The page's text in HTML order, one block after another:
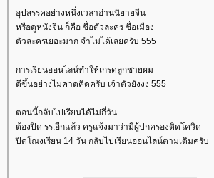
อุปสรรคอย่างหนึ่งเวลาอ่านนิยายจีน
หรือดูหนังจีน ก็คือ ชื่อตัวละคร ชื่อเมือง
ตัวละครเยอะมาก จำไม่ได้เลยครับ 555
การเรียนออนไลน์ทำให้เกรดลูกชายผม
ดีขึ้นอย่างไม่คาดคิดครับ เจ้าตัวยังงง 555
ตอนนี้กลับไปเรียนได้ไม่กี่วัน
ต้องปิด รร.อีกแล้ว ครูแจ้งมาว่ามีผู้ปกครองติดโควิด
ปิดโณงเรียน 14 วัน กลับไปเรียนออนไลน์ตามเดิมครับ